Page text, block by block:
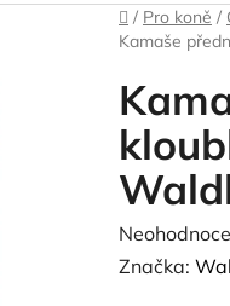
Domů
/ Pro koně /
Kamaše
Průměrné
hodnocení
Značka: